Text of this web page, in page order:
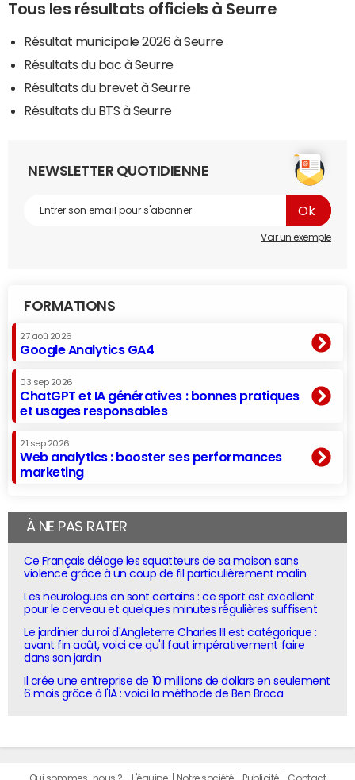
Tous les résultats officiels à Seurre
Résultat municipale 2026 à Seurre
Résultats du bac à Seurre
Résultats du brevet à Seurre
Résultats du BTS à Seurre
NEWSLETTER QUOTIDIENNE
Voir un exemple
FORMATIONS
27 aoû 2026
Google Analytics GA4
03 sep 2026
ChatGPT et IA génératives : bonnes pratiques
et usages responsables
21 sep 2026
Web analytics : booster ses performances
marketing
À NE PAS RATER
Ce Français déloge les squatteurs de sa maison sans
violence grâce à un coup de fil particulièrement malin
Les neurologues en sont certains : ce sport est excellent
pour le cerveau et quelques minutes régulières suffisent
Le jardinier du roi d'Angleterre Charles III est catégorique :
avant fin août, voici ce qu'il faut impérativement faire
dans son jardin
Il crée une entreprise de 10 millions de dollars en seulement
6 mois grâce à l'IA : voici la méthode de Ben Broca